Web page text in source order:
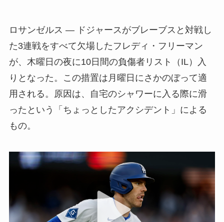
ロサンゼルス — ドジャースがブレーブスと対戦し
た3連戦をすべて欠場したフレディ・フリーマン
が、木曜日の夜に10日間の負傷者リスト（IL）入
りとなった。この措置は月曜日にさかのぼって適
用される。原因は、自宅のシャワーに入る際に滑
ったという「ちょっとしたアクシデント」による
もの。